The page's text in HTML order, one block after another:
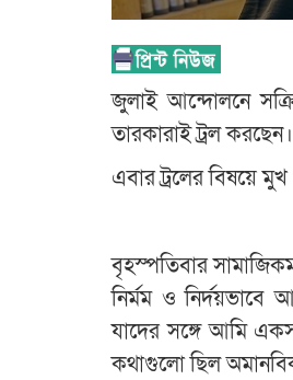
জুলাই আন্দোলনে
তারকারাই ট্রল
এবার ট্রলের বিষয়ে
বৃহস্পতিবার
নির্মম ও
যাদের সঙ্গে আমি
কথাগুলো ছিল